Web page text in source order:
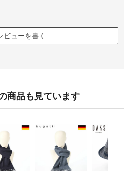
ビューを書く
商品も見ています